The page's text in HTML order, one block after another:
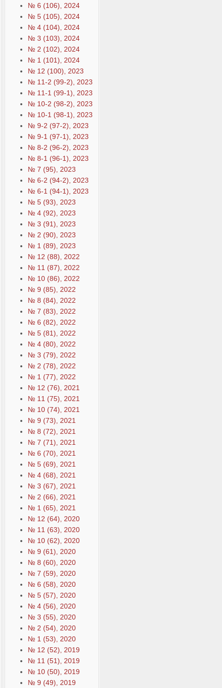
№ 6 (106), 2024
№ 5 (105), 2024
№ 4 (104), 2024
№ 3 (103), 2024
№ 2 (102), 2024
№ 1 (101), 2024
№ 12 (100), 2023
№ 11-2 (99-2), 2023
№ 11-1 (99-1), 2023
№ 10-2 (98-2), 2023
№ 10-1 (98-1), 2023
№ 9-2 (97-2), 2023
№ 9-1 (97-1), 2023
№ 8-2 (96-2), 2023
№ 8-1 (96-1), 2023
№ 7 (95), 2023
№ 6-2 (94-2), 2023
№ 6-1 (94-1), 2023
№ 5 (93), 2023
№ 4 (92), 2023
№ 3 (91), 2023
№ 2 (90), 2023
№ 1 (89), 2023
№ 12 (88), 2022
№ 11 (87), 2022
№ 10 (86), 2022
№ 9 (85), 2022
№ 8 (84), 2022
№ 7 (83), 2022
№ 6 (82), 2022
№ 5 (81), 2022
№ 4 (80), 2022
№ 3 (79), 2022
№ 2 (78), 2022
№ 1 (77), 2022
№ 12 (76), 2021
№ 11 (75), 2021
№ 10 (74), 2021
№ 9 (73), 2021
№ 8 (72), 2021
№ 7 (71), 2021
№ 6 (70), 2021
№ 5 (69), 2021
№ 4 (68), 2021
№ 3 (67), 2021
№ 2 (66), 2021
№ 1 (65), 2021
№ 12 (64), 2020
№ 11 (63), 2020
№ 10 (62), 2020
№ 9 (61), 2020
№ 8 (60), 2020
№ 7 (59), 2020
№ 6 (58), 2020
№ 5 (57), 2020
№ 4 (56), 2020
№ 3 (55), 2020
№ 2 (54), 2020
№ 1 (53), 2020
№ 12 (52), 2019
№ 11 (51), 2019
№ 10 (50), 2019
№ 9 (49), 2019